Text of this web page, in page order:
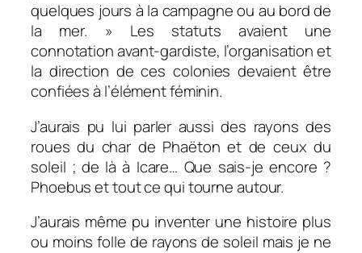
quelques jours à la campagne ou au bord de
la mer. » Les statuts avaient une
connotation avant-gardiste, l’organisation et
la direction de ces colonies devaient être
confiées à l’élément féminin.
J’aurais pu lui parler aussi des rayons des
roues du char de Phaëton et de ceux du
soleil ; de là à Icare… Que sais-je encore ?
Phoebus et tout ce qui tourne autour.
J’aurais même pu inventer une histoire plus
ou moins folle de rayons de soleil mais je ne